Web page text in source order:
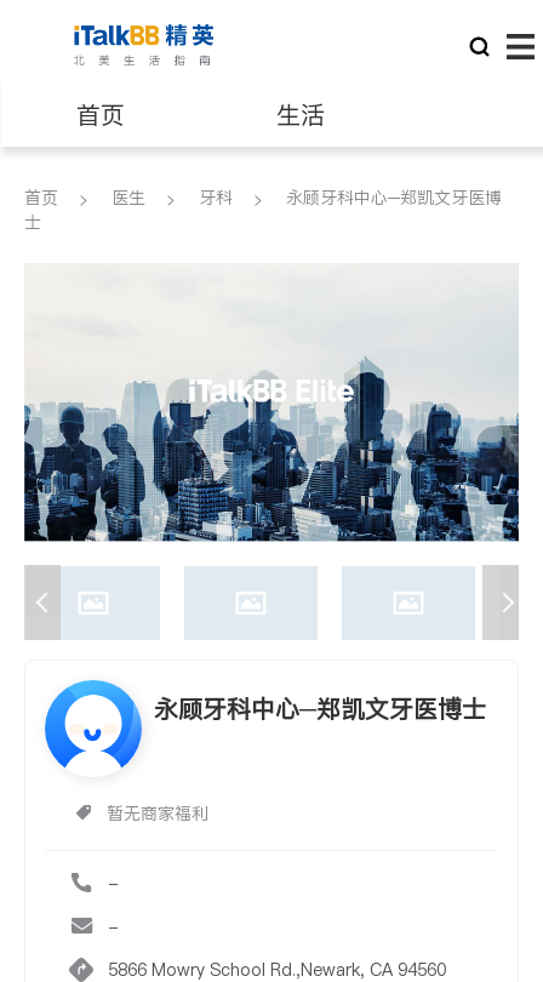
首页 生活
医生 律师
养老 非盈利组织
首页 医生 牙科
永顾牙科中心─郑凯文牙医博
士
永顾牙科中心─郑凯文牙医博士
暂无商家福利
-
-
5866 Mowry School Rd.,Newark, CA 94560